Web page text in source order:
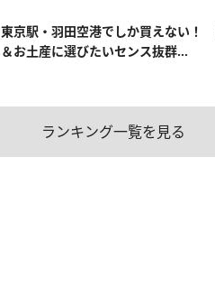
東京駅・羽田空港でしか買えない！
＆お土産に選びたいセンス抜群...
ランキング一覧を見る